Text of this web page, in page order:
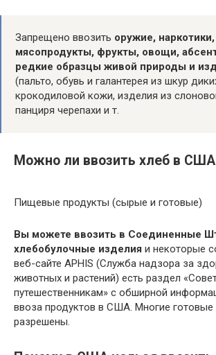
Запрещено ввозить оружие,
мясопродукты, фрукты, овощи,
редкие образцы живой природы и
(пальто, обувь и галантерея из шкур
крокодиловой кожи, изделия из
панциря черепахи и т.
Можно ли ввозить хлеб в
Пищевые продукты (сырые и готовые)
Вы можете ввозить в Соединенные
хлебобулочные изделия и некоторые
веб-сайте APHIS (Служба надзора за
животных и растений) есть раздел
путешественникам» с обширной
ввоза продуктов в США. Многие готовые
разрешены.